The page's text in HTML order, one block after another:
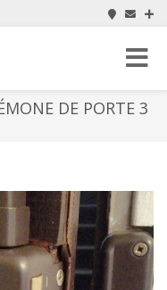
Toggle
DE PORTE 3